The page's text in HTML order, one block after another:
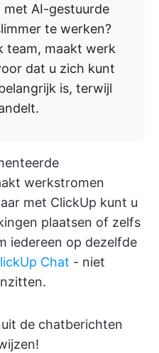
AI-gestuurde
te werken?
team, maakt werk
dat u zich kunt
is, terwijl
werkstromen
met ClickUp kunt u
plaatsen of zelfs
iedereen op dezelfde
Chat - niet
de chatberichten